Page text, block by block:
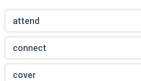
attend
connect
cover